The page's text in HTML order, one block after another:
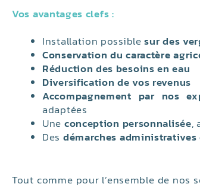
Vos avantages clefs :
Installation possiblesur des
Conservation du caractère
Réduction des besoins en eau
Diversification de vos revenus
Accompagnement par nos
adaptées
Une conception personnalisée,
Des démarches administratives
Tout comme pour l’ensemble de nos